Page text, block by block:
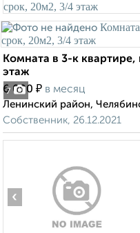
7
Комната в 3-к
этаж
6 000 ₽ в месяц
Ленинский район,
Собственник, 26.12.2021
‹